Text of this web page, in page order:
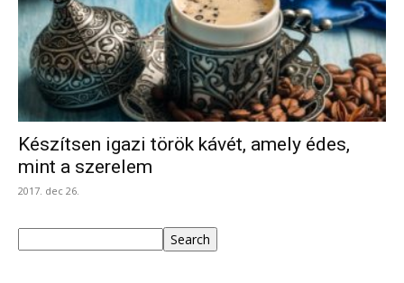
Készítsen igazi török kávét, amely édes,
mint a szerelem
2017. dec 26.
Search